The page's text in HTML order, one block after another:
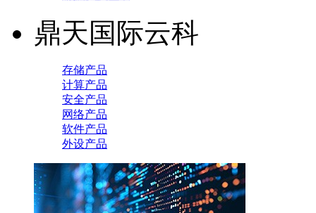
鼎天国际云科
存储产品
计算产品
安全产品
网络产品
软件产品
外设产品